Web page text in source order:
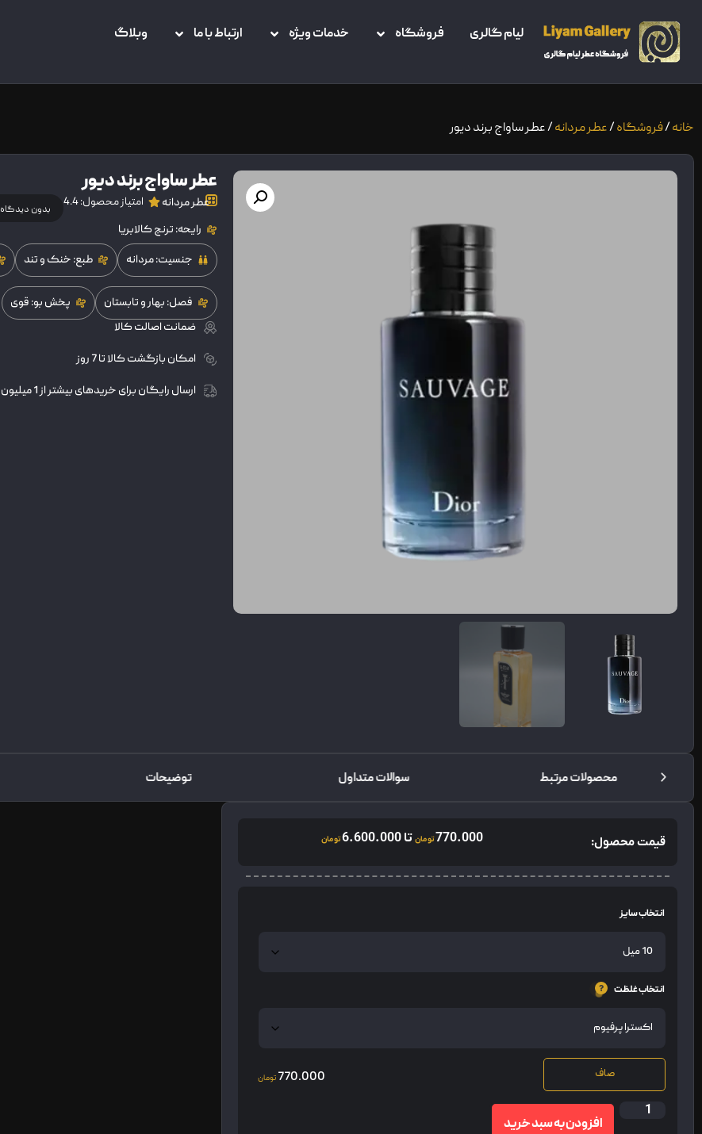
لیام گالری فروشگاه خدمات ویژه ارتباط با ما وبلاگ
خانه/فروشگاه/عطر مردانه/ عطر ساواج برند دیور
عطر ساواج برند دیور
عطر مردانه امتیاز محصول: 4.4 بدون دیدگاه
رایحه: ترنج کالابریا
جنسیت: مردانه
طبع: خنک و تند
فصل: بهار و تابستان
پخش بو: قوی
ضمانت اصالت کالا
امکان بازگشت کالا تا 7 روز
ارسال رایگان برای خریدهای بیشتر از 1 میلیون تومان
محصولات مرتبط سوالات متداول توضیحات
قیمت محصول: 770.000تومان تا6.600.000تومان
انتخاب سایز
انتخاب غلظت
صاف 770.000 تومان
افزودن به سبد خرید